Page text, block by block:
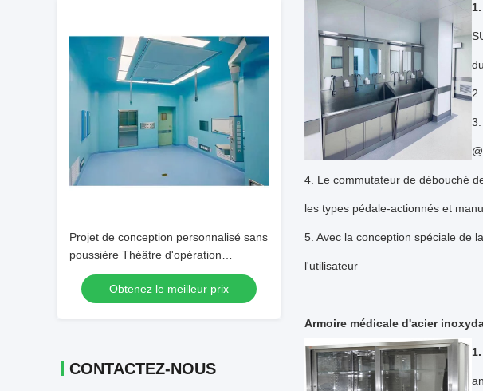
Projet de conception personnalisé sans
poussière Théâtre d'opération
modulaire
Obtenez le meilleur prix
CONTACTEZ-NOUS
1.
4. Le commutateur de débouché
les types pédale-actionnés et
5. Avec la conception spéciale de
l'utilisateur
Armoire médicale d'acier
1.